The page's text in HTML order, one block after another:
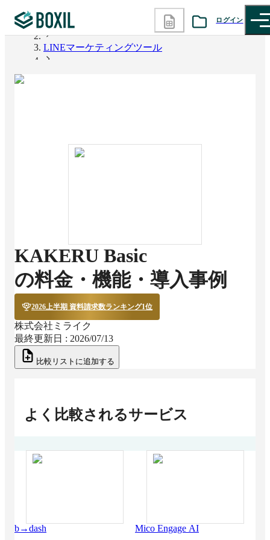
ログイン
カテゴリから探す
BOXILの使い方ガイド
BOXIL
LINEマーケティングツール
KAKERU Basic
の料金・機能・導入事例
2026上半期 資料請求数ランキング1位
株式会社ミライク
最終更新日 : 2026/07/13
比較リストに追加する
よく比較されるサービス
b→dash Mico Engage AI